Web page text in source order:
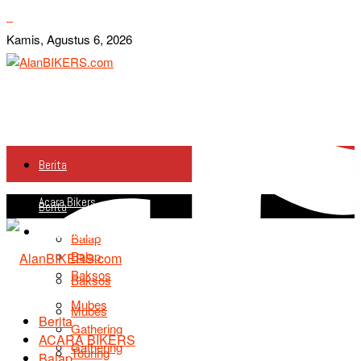
Kamis, Agustus 6, 2026
Berita
Acara Bikers
Balap
Baksos
Mubes
Gathering
Berita
Acara Bikers
Balap
Baksos
Mubes
Gathering
Touring
Berita
ACARA BIKERS